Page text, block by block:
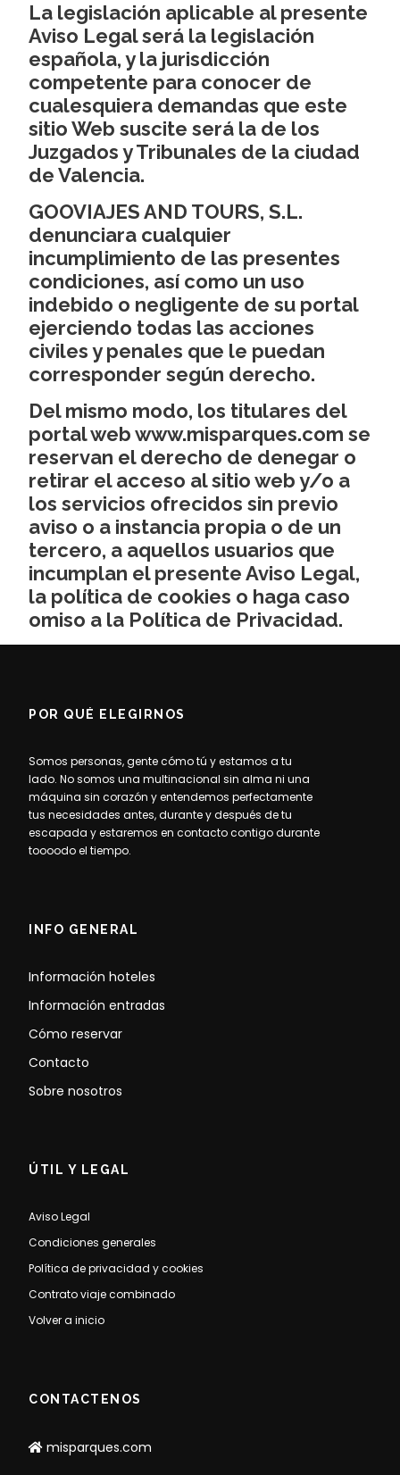
La legislación aplicable al presente
Aviso Legal será la legislación
española, y la jurisdicción
competente para conocer de
cualesquiera demandas que este
sitio Web suscite será la de los
Juzgados y Tribunales de la ciudad
de Valencia.
GOOVIAJES AND TOURS, S.L.
denunciara cualquier
incumplimiento de las presentes
condiciones, así como un uso
indebido o negligente de su portal
ejerciendo todas las acciones
civiles y penales que le puedan
corresponder según derecho.
Del mismo modo, los titulares del
portal web www.misparques.com se
reservan el derecho de denegar o
retirar el acceso al sitio web y/o a
los servicios ofrecidos sin previo
aviso o a instancia propia o de un
tercero, a aquellos usuarios que
incumplan el presente Aviso Legal,
la política de cookies o haga caso
omiso a la Política de Privacidad.
POR QUÉ ELEGIRNOS
Somos personas, gente cómo tú y estamos a tu
lado. No somos una multinacional sin alma ni una
máquina sin corazón y entendemos perfectamente
tus necesidades antes, durante y después de tu
escapada y estaremos en contacto contigo durante
toooodo el tiempo.
INFO GENERAL
Información hoteles
Información entradas
Cómo reservar
Contacto
Sobre nosotros
ÚTIL Y LEGAL
Aviso Legal
Condiciones generales
Política de privacidad y cookies
Contrato viaje combinado
Volver a inicio
CONTACTENOS
misparques.com